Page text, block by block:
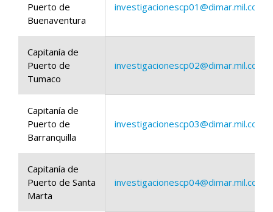
Puerto de
Buenaventura
investigacionescp01@dimar.mil.co
Capitanía de
Puerto de
Tumaco
investigacionescp02@dimar.mil.co
Capitanía de
Puerto de
Barranquilla
investigacionescp03@dimar.mil.co
Capitanía de
Puerto de Santa
Marta
investigacionescp04@dimar.mil.co